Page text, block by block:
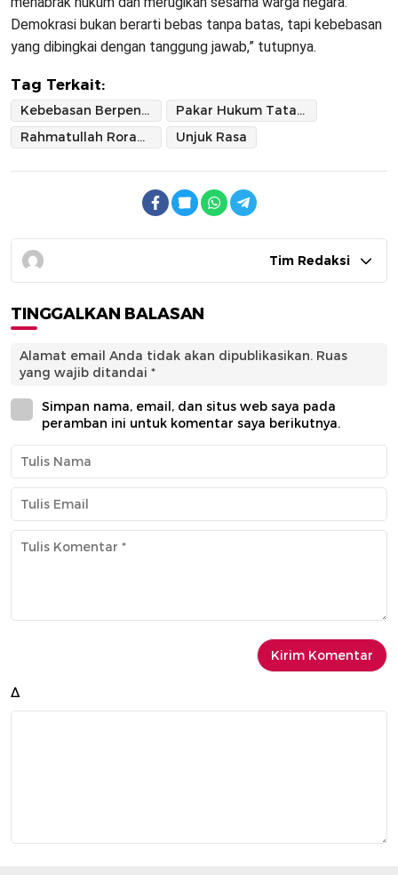
Demokrasi bukan berarti bebas tanpa batas, tapi kebebasan
yang dibingkai dengan tanggung jawab,” tutupnya.
Tag Terkait:
Kebebasan Berpendapat
Pakar Hukum Tata Negara
Rahmatullah Rorano S
Unjuk Rasa
Tim Redaksi
TINGGALKAN BALASAN
Alamat email Anda tidak akan dipublikasikan. Ruas
yang wajib ditandai *
Simpan nama, email, dan situs web saya pada
peramban ini untuk komentar saya berikutnya.
Δ